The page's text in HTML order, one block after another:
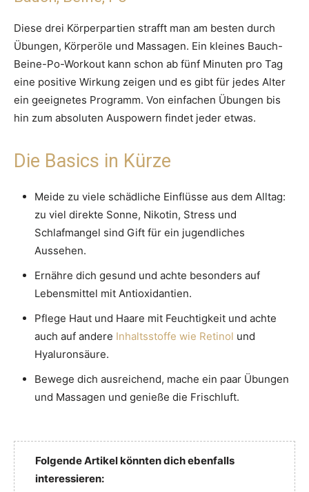
Diese drei Körperpartien strafft man am besten durch
Übungen, Körperöle und Massagen. Ein kleines Bauch-
Beine-Po-Workout kann schon ab fünf Minuten pro Tag
eine positive Wirkung zeigen und es gibt für jedes Alter
ein geeignetes Programm. Von einfachen Übungen bis
hin zum absoluten Auspowern findet jeder etwas.
Die Basics in Kürze
Meide zu viele schädliche Einflüsse aus dem Alltag:
zu viel direkte Sonne, Nikotin, Stress und
Schlafmangel sind Gift für ein jugendliches
Aussehen.
Ernähre dich gesund und achte besonders auf
Lebensmittel mit Antioxidantien.
Pflege Haut und Haare mit Feuchtigkeit und achte
auch auf andere Inhaltsstoffe wie Retinol und
Hyaluronsäure.
Bewege dich ausreichend, mache ein paar Übungen
und Massagen und genieße die Frischluft.
Folgende Artikel könnten dich ebenfalls
interessieren: